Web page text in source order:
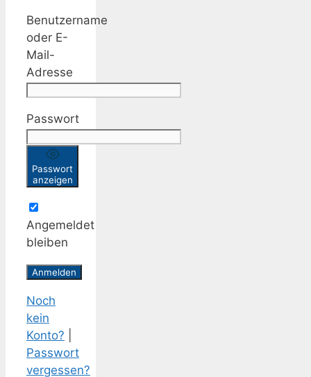
Benutzername
oder E-
Mail-
Adresse
Passwort
Passwort
anzeigen
Angemeldet
bleiben
Noch
kein
Konto?
Passwort
vergessen?